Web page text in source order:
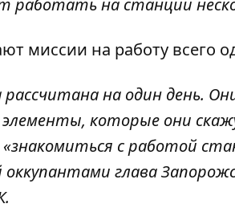
работать на станции
миссии на работу всего
на один день.
которые они
с работой
глава
.